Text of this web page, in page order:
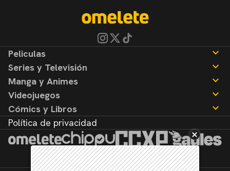
Peliculas
Noticias
Reseñas
Series y Televisión
Noticias
Reseñas
Manga y Animes
Noticias
Reseñas
Videojuegos
Noticias
Reseñas
Cómics y Libros
Noticias
Reseñas
Política de privacidad